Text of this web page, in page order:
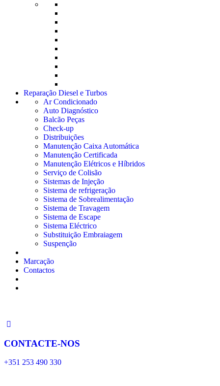
Reparação Diesel e Turbos
Ar Condicionado
Auto Diagnóstico
Balcão Peças
Check-up
Distribuições
Manutenção Caixa Automática
Manutenção Certificada
Manutenção Elétricos e Híbridos
Serviço de Colisão
Sistemas de Injeção
Sistema de refrigeração
Sistema de Sobrealimentação
Sistema de Travagem
Sistema de Escape
Sistema Eléctrico
Substituição Embraiagem
Suspenção
Marcação
Contactos
CONTACTE-NOS
+351 253 490 330